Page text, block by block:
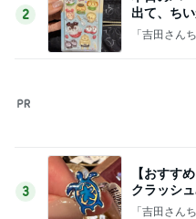
3
クラッシ
「吉田さん
4
5
【もはや
L
日々是甘露